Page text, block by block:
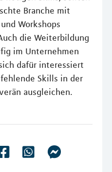
Branche mit
Workshops
die Weiterbildung
im Unternehmen
dafür interessiert
Skills in der
ausgleichen.